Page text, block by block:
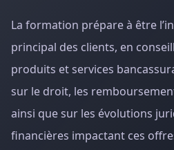
La formation prépare à être
principal des clients, en
produits et services
sur le droit, les
ainsi que sur les évolutions
financières impactant ces